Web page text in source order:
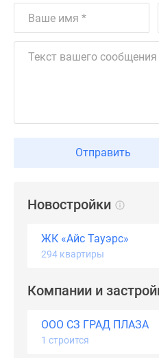
Отправить
Новостройки
ЖК «Айс Тауэрс»
294 квартиры
Компании и
ООО СЗ ГРАД ПЛАЗА
1 строится